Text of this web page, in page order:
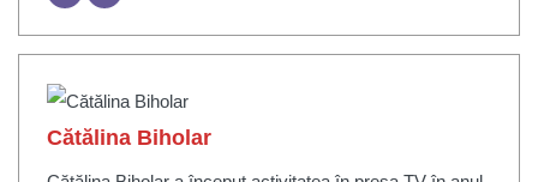
Cătălina Biholar